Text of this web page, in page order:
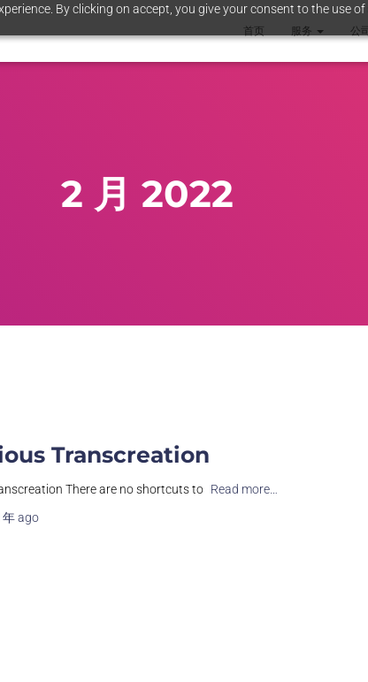
By clicking on accept, you give your consent to the use
首页 服务 公司
2 月 2022
Transcreation
There are no shortcuts to Read more…
年ago